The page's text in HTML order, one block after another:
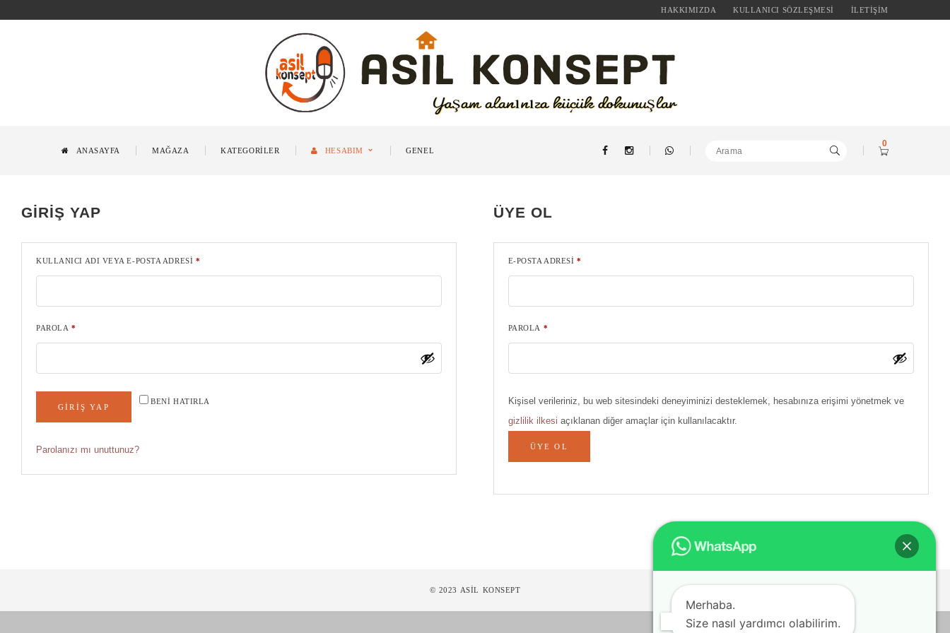
HAKKIMIZDA KULLANICI SÖZLEŞMESİ İLETİŞİM
ANASAYFA MAĞAZA KATEGORİLER HESABIM GENEL
0
GIRIŞ YAP
KULLANICI ADI VEYA E-POSTA ADRESI *
PAROLA *
BENI HATIRLA
GIRIŞ YAP
Parolanızı mı unuttunuz?
ÜYE OL
E-POSTA ADRESI *
PAROLA *
Kişisel verileriniz, bu web sitesindeki deneyiminizi desteklemek, hesabınıza erişimi yönetmek ve
gizlilik ilkesi açıklanan diğer amaçlar için kullanılacaktır.
ÜYE OL
© 2023 ASİL KONSEPT
Merhaba.
Size nasıl yardımcı olabilirim.